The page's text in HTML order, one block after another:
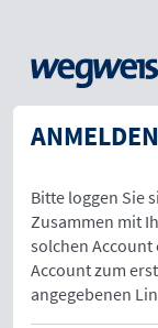
ANMELDEN
Bitte loggen Sie
Zusammen mit
solchen Account
Account zum
angegebenen